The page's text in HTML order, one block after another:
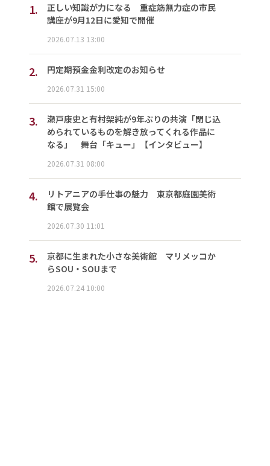
1.
正しい知識が力になる 重症筋無力症の市民
講座が9月12日に愛知で開催
2026.07.13 13:00
2. 円定期預金金利改定のお知らせ
2026.07.31 15:00
3.
瀬戸康史と有村架純が9年ぶりの共演「閉じ込
められているものを解き放ってくれる作品に
なる」 舞台「キュー」【インタビュー】
2026.07.31 08:00
4.
リトアニアの手仕事の魅力 東京都庭園美術
館で展覧会
2026.07.30 11:01
5.
京都に生まれた小さな美術館 マリメッコか
らSOU・SOUまで
2026.07.24 10:00